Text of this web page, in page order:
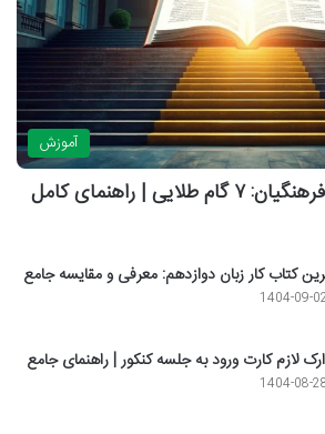
آموزش
| راهنمای کامل
کتاب کار زبان دوازدهم: معرفی و مقایسه جامع
1404-09-
لازم کارت ورود به جلسه کنکور | راهنمای جامع
1404-08-